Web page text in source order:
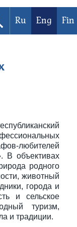
Ru Eng Fin
любителей
В объективах
родного
животный
города и
и сельское
туризм,
и традиции.